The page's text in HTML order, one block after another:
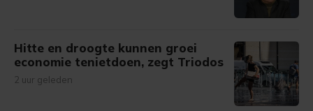
Hitte en droogte kunnen groei
economie tenietdoen, zegt Triodos
2 uur geleden